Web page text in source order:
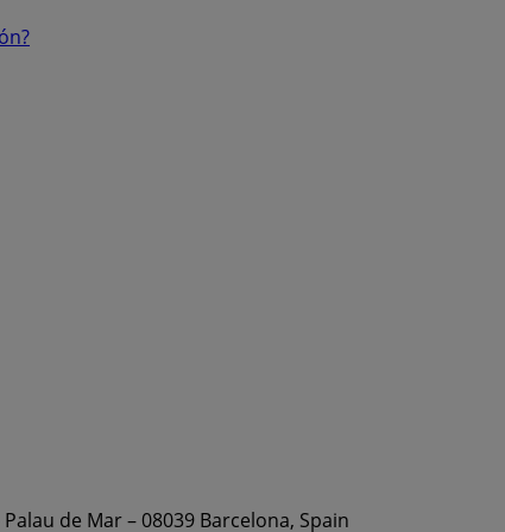
de Mar – 08039 Barcelona, Spain